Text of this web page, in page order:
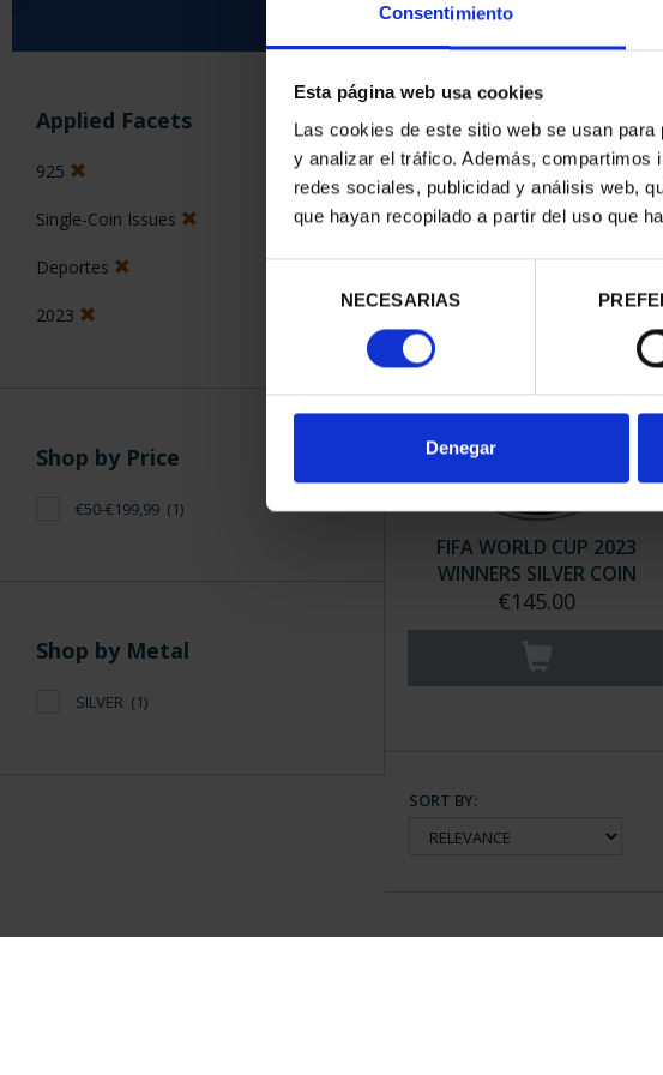
Consentimiento
Esta página web usa cookies
Las cookies de este sitio web se usan
y analizar el tráfico. Además, compartimos
redes sociales, publicidad y análisis web,
que hayan recopilado a partir del uso que
consentimiento
NECESARIAS
Denegar
Applied Facets
925
Single-Coin Issues
Deportes
2023
Shop by Price
€50-€199,99 (1)
Shop by Metal
SILVER (1)
SORT BY:
1 Products found
FIFA WORLD CUP 2023
WINNERS SILVER COIN
€145.00
SORT BY: